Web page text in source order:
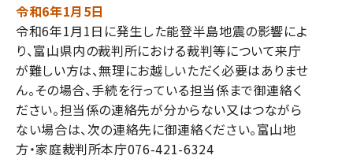
令和6年1月5日
令和6年1月1日に発生した能登半島地震の影響によ
り、富山県内の裁判所における裁判等について来庁
が難しい方は、無理にお越しいただく必要はありませ
ん。その場合、手続を行っている担当係まで御連絡く
ださい。担当係の連絡先が分からない又はつながら
ない場合は、次の連絡先に御連絡ください。富山地
方・家庭裁判所本庁076-421-6324